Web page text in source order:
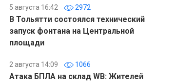
5 августа 16:42 2972
В Тольятти состоялся технический
запуск фонтана на Центральной
площади
2 августа 14:09 1066
Атака БПЛА на склад WB: Жителей